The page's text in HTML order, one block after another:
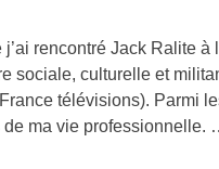
j’ai rencontré Jack Ralite
sociale, culturelle et
télévisions). Parmi
de ma vie professionnelle.